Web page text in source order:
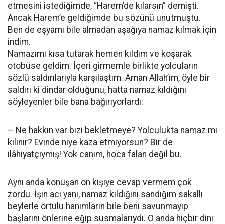
etmesini istediğimde, “Harem’de kılarsın” demişti.
Ancak Harem’e geldiğimde bu sözünü unutmuştu.
Ben de eşyamı bile almadan aşağıya namaz kılmak için
indim.
Namazımı kısa tutarak hemen kıldım ve koşarak
otobüse geldim. İçeri girmemle birlikte yolcuların
sözlü saldırılarıyla karşılaştım. Aman Allah’ım, öyle bir
saldırı ki dindar olduğunu, hatta namaz kıldığını
söyleyenler bile bana bağırıyorlardı:
– Ne hakkın var bizi bekletmeye? Yolculukta namaz mı
kılınır? Evinde niye kaza etmiyorsun? Bir de
ilâhiyatçıymış! Yok canım, hoca falan değil bu.
Aynı anda konuşan on kişiye cevap vermem çok
zordu. İşin acı yanı, namaz kıldığını sandığım sakallı
beylerle örtülü hanımların bile beni savunmayıp
başlarını önlerine eğip susmalarıydı. O anda hiçbir dini